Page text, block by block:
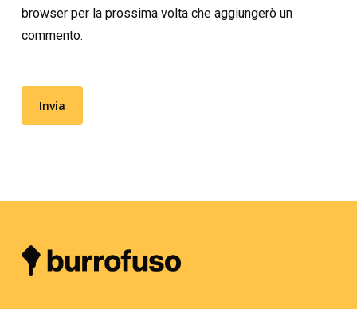
browser per la prossima volta che aggiungerò un
commento.